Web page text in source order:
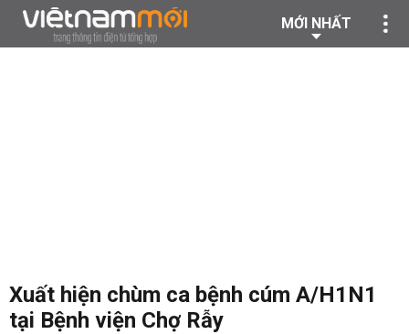
MỚI NHẤT
Xuất hiện chùm ca bệnh cúm A/H1N1
tại Bệnh viện Chợ Rẫy